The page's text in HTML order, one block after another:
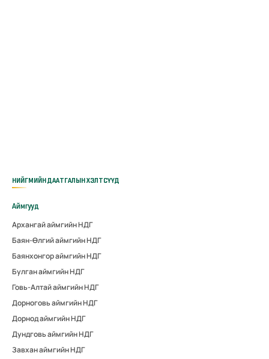
НИЙГМИЙН ДААТГАЛЫН ХЭЛТСҮҮД
Аймгууд
Архангай аймгийн НДГ
Баян-Өлгий аймгийн НДГ
Баянхонгор аймгийн НДГ
Булган аймгийн НДГ
Говь-Алтай аймгийн НДГ
Дорноговь аймгийн НДГ
Дорнод аймгийн НДГ
Дундговь аймгийн НДГ
Завхан аймгийн НДГ